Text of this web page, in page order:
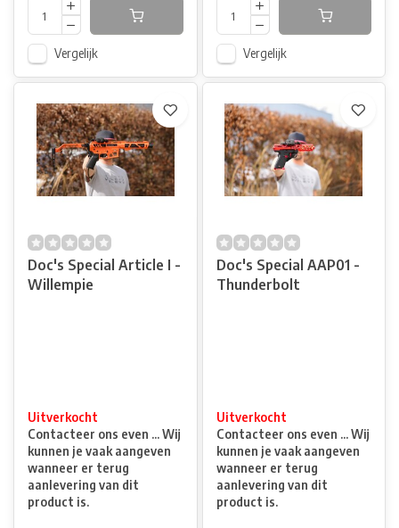
Vergelijk Vergelijk
Doc's Special Article I -
Willempie
Uitverkocht
Contacteer ons even ... Wij
kunnen je vaak aangeven
wanneer er terug
aanlevering van dit
product is.
Doc's Special AAP01 -
Thunderbolt
Uitverkocht
Contacteer ons even ... Wij
kunnen je vaak aangeven
wanneer er terug
aanlevering van dit
product is.